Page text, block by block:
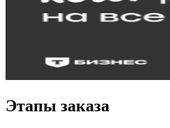
Этапы заказа